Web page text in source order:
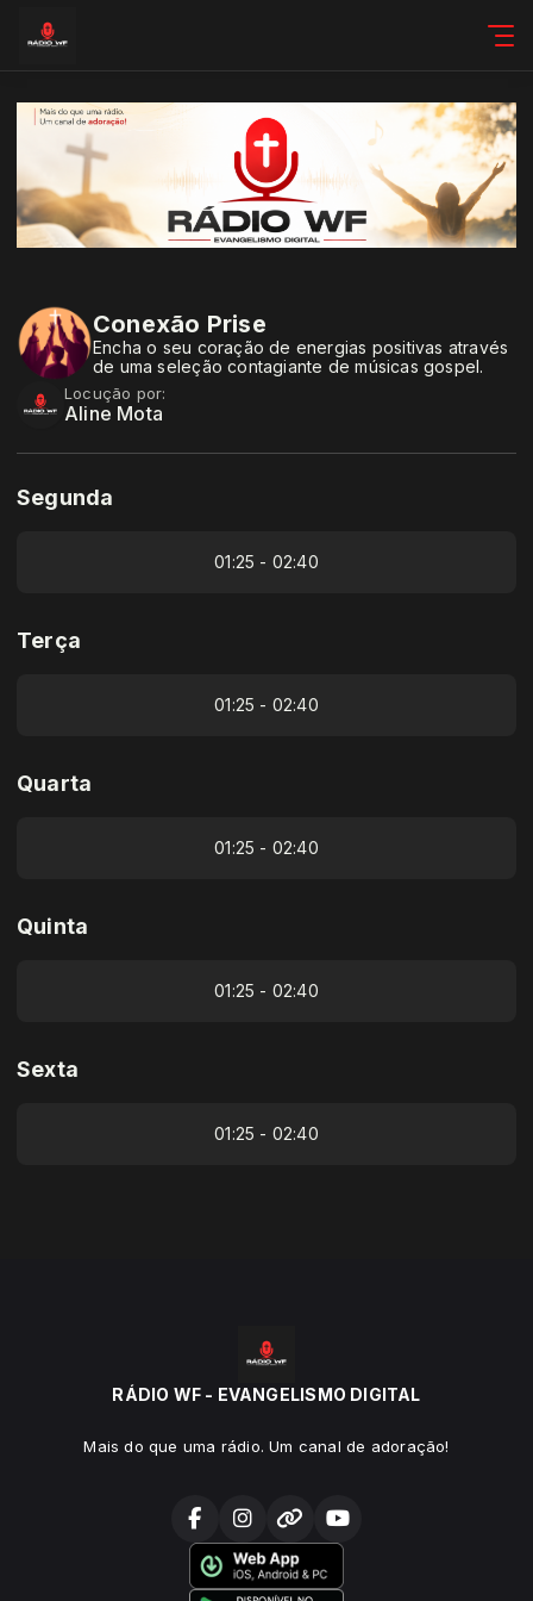
Conexão Prise
Encha o seu coração de energias positivas através
de uma seleção contagiante de músicas gospel.
Locução por:
Aline Mota
Segunda
01:25 - 02:40
Terça
01:25 - 02:40
Quarta
01:25 - 02:40
Quinta
01:25 - 02:40
Sexta
01:25 - 02:40
RÁDIO WF - EVANGELISMO DIGITAL
Mais do que uma rádio. Um canal de adoração!